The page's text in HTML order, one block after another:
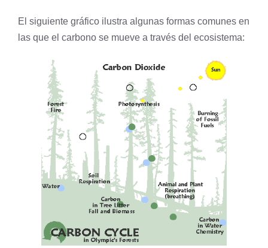
El siguiente gráfico ilustra algunas formas comunes en
las que el carbono se mueve a través del ecosistema: